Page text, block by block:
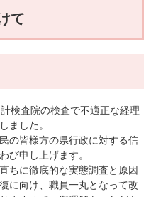
て
検査院の検査で不適正な経理
ました。
の皆様方の県行政に対する信
び申し上げます。
ちに徹底的な実態調査と原因
に向け、職員一丸となって改